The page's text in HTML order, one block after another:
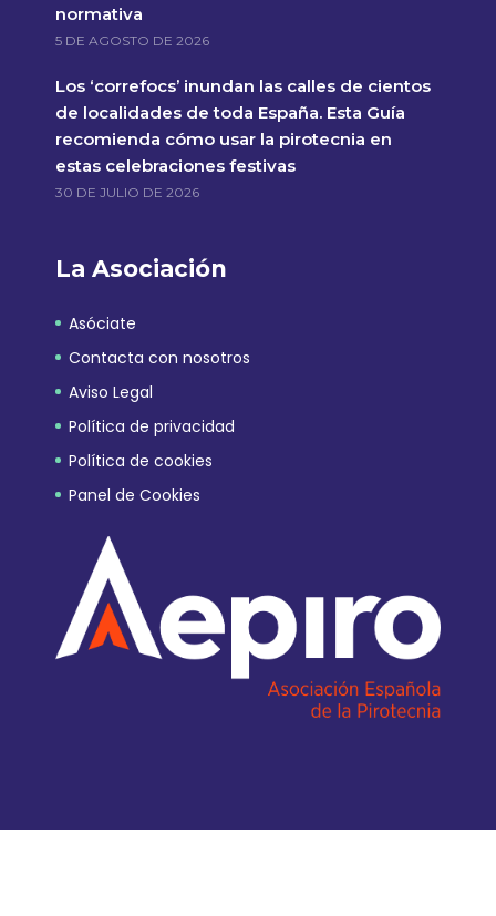
normativa
5 DE AGOSTO DE 2026
Los ‘correfocs’ inundan las calles de cientos
de localidades de toda España. Esta Guía
recomienda cómo usar la pirotecnia en
estas celebraciones festivas
30 DE JULIO DE 2026
La Asociación
Asóciate
Contacta con nosotros
Aviso Legal
Política de privacidad
Política de cookies
Panel de Cookies